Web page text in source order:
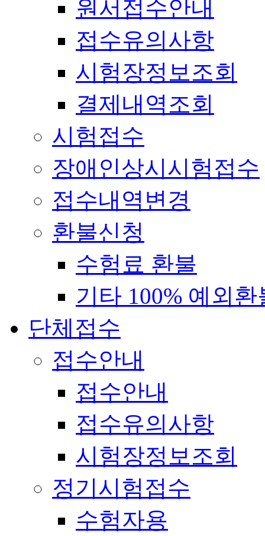
원서접수안내
접수유의사항
시험장정보조회
결제내역조회
시험접수
장애인상시시험접수
접수내역변경
환불신청
수험료 환불
기타 100% 예외환
단체접수
접수안내
접수안내
접수유의사항
시험장정보조회
정기시험접수
수험자용